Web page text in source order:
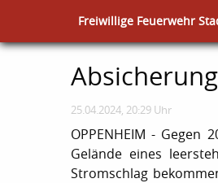
Freiwillige Feuerwehr
25.04.2024, 20:29 Uhr
OPPENHEIM -
Gelände eines
Stromschlag